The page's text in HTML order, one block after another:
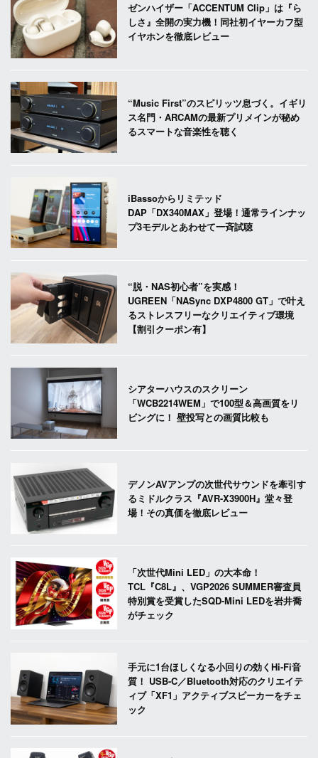
ゼンハイザー「ACCENTUM Clip」は『ら
しさ』全開の実力機！同社初イヤーカフ型
イヤホンを徹底レビュー
“Music First”のスピリッツ息づく。イギリ
ス名門・ARCAMの最新プリメインが秘め
るスマートな音楽性を聴く
iBassoからリミテッド
DAP「DX340MAX」登場！通常ラインナッ
プ3モデルとあわせて一斉試聴
“脱・NAS初心者”を実感！
UGREEN「NASync DXP4800 GT」で叶え
るストレスフリーなクリエイティブ環境
【割引クーポン有】
シアターハウスのスクリーン
「WCB2214WEM」で100型＆高画質をリ
ビングに！ 壁投写との画質比較も
デノンAVアンプの次世代サウンドを牽引す
るミドルクラス『AVR-X3900H』堂々登
場！その真価を徹底レビュー
「次世代Mini LED」の大本命！
TCL『C8L』、VGP2026 SUMMER審査員
特別賞を受賞したSQD-Mini LEDを岩井喬
がチェック
手元に1台ほしくなる小回りの効くHi-Fi音
質！ USB-C／Bluetooth対応のクリエイテ
ィブ「XF1」アクティブスピーカーをチェ
ック